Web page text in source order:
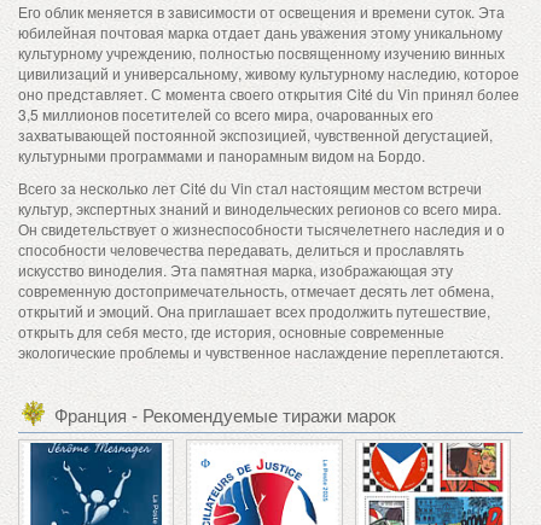
Его облик меняется в зависимости от освещения и времени суток. Эта
юбилейная почтовая марка отдает дань уважения этому уникальному
культурному учреждению, полностью посвященному изучению винных
цивилизаций и универсальному, живому культурному наследию, которое
оно представляет. С момента своего открытия Cité du Vin принял более
3,5 миллионов посетителей со всего мира, очарованных его
захватывающей постоянной экспозицией, чувственной дегустацией,
культурными программами и панорамным видом на Бордо.
Всего за несколько лет Cité du Vin стал настоящим местом встречи
культур, экспертных знаний и винодельческих регионов со всего мира.
Он свидетельствует о жизнеспособности тысячелетнего наследия и о
способности человечества передавать, делиться и прославлять
искусство виноделия. Эта памятная марка, изображающая эту
современную достопримечательность, отмечает десять лет обмена,
открытий и эмоций. Она приглашает всех продолжить путешествие,
открыть для себя место, где история, основные современные
экологические проблемы и чувственное наслаждение переплетаются.
Франция - Рекомендуемые тиражи марок